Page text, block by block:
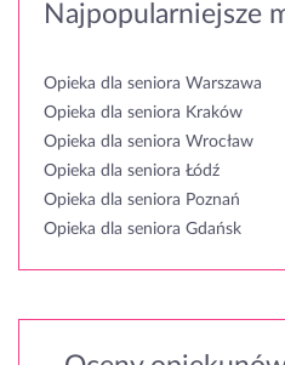
Najpopularniejsze
Opieka dla seniora Warszawa
Opieka dla seniora Kraków
Opieka dla seniora Wrocław
Opieka dla seniora Łódź
Opieka dla seniora Poznań
Opieka dla seniora Gdańsk